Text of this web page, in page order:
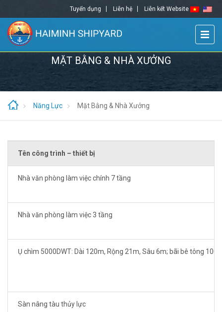
Tuyển dụng Liên hệ Liên kết Website
MẶT BẰNG & NHÀ XƯỞNG
Năng Lực Mặt Bằng & Nhà Xưởng
Tên công trình – thiết bị
Nhà văn phòng làm việc chính 7 tầng
Nhà văn phòng làm việc 3 tầng
Ụ chìm 5000DWT: Dài 120m, Rộng 21m, Sâu 6m; bãi bê tông
Sàn nâng tàu thủy lực